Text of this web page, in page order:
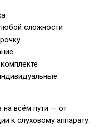
сложности
всём пути — от
к слуховому аппарату.